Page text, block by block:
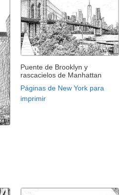
Puente de Brooklyn y
rascacielos de Manhattan
Páginas de New York para
imprimir